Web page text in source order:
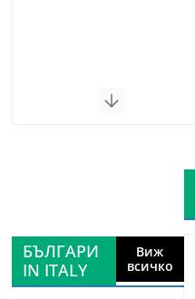
БЪЛГАРИ
IN ITALY
Виж
всичко